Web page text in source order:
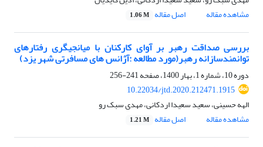
مشاهده مقاله
اصل مقاله 1.06 M
بررسی صداقت رهبر بر آوای کارکنان با میانجیگری رفتارهای
توانمندسازانه رهبر(مورد مطالعه :آژانس های مسافرتی شهر یزد)
دوره 10، شماره 1، بهار 1400، صفحه
241-256
10.22034/jtd.2020.212471.1915
الهه حسینی، سعید سعیدا اردکانی، مهدی سبک رو
مشاهده مقاله
اصل مقاله 1.21 M